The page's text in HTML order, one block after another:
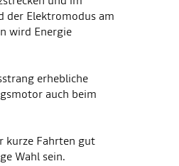
der Elektromodus am
wird Energie
erhebliche
auch beim
kurze Fahrten gut
Wahl sein.